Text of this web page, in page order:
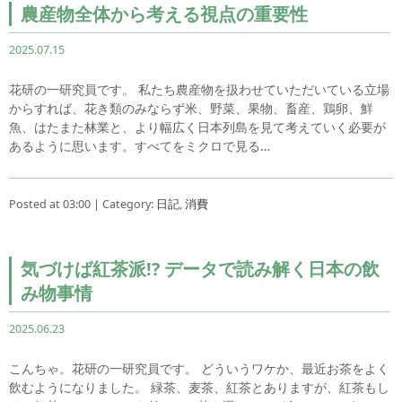
農産物全体から考える視点の重要性
2025.07.15
花研の一研究員です。 私たち農産物を扱わせていただいている立場
からすれば、花き類のみならず米、野菜、果物、畜産、鶏卵、鮮
魚、はたまた林業と、より幅広く日本列島を見て考えていく必要が
あるように思います。すべてをミクロで見る…
Posted at 03:00 | Category: 日記,消費
気づけば紅茶派!? データで読み解く日本の飲
み物事情
2025.06.23
こんちゃ。花研の一研究員です。 どういうワケか、最近お茶をよく
飲むようになりました。 緑茶、麦茶、紅茶とありますが、紅茶もし